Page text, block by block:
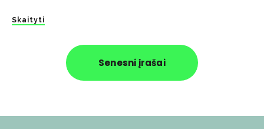
Skaityti
Senesni įrašai